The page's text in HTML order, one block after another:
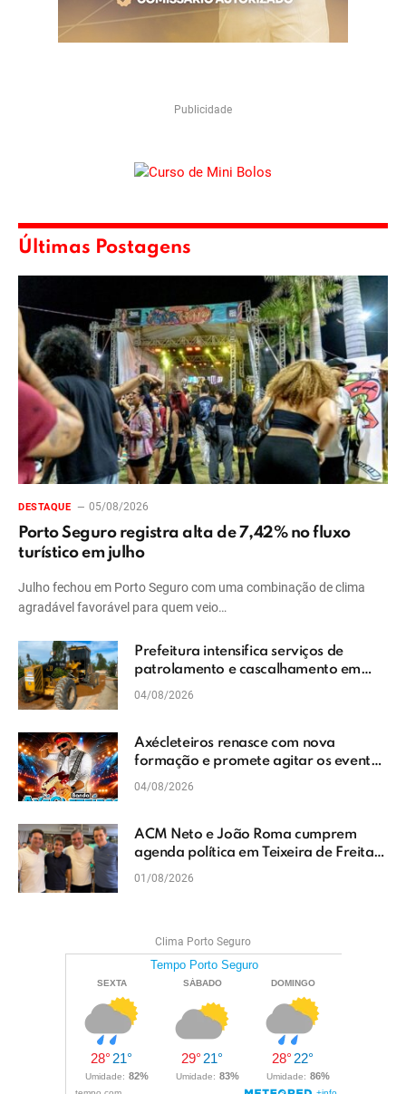
Publicidade
Últimas Postagens
DESTAQUE 05/08/2026
Porto Seguro registra alta de 7,42% no fluxo
turístico em julho
Julho fechou em Porto Seguro com uma combinação de clima
agradável favorável para quem veio…
Prefeitura intensifica serviços de
patrolamento e cascalhamento em
Vera Cruz
04/08/2026
Axécleteiros renasce com nova
formação e promete agitar os eventos
do Extremo Sul da Bahia
04/08/2026
ACM Neto e João Roma cumprem
agenda política em Teixeira de Freitas
e reforçam projeto para o Extremo Sul
01/08/2026
Clima Porto Seguro